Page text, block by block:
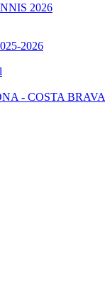
2026
2026
- COSTA BRAVA